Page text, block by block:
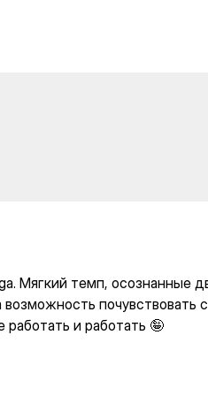
темп,
Мягкий темп, осознанные
почувствовать
и работать 🤪